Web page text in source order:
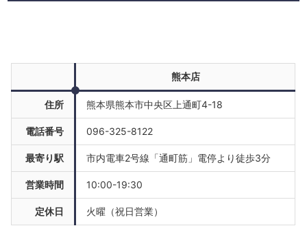
熊本店
住所 熊本県熊本市中央区上通町4-18
電話番号 096-325-8122
最寄り駅 市内電車2号線「通町筋」電停より徒歩3分
営業時間 10:00-19:30
定休日 火曜（祝日営業）